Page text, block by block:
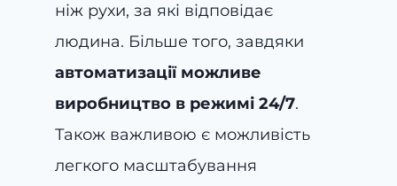
ніж рухи, за які відповідає
людина. Більше того, завдяки
автоматизації можливе
виробництво в режимі 24/7.
Також важливою є можливість
легкого масштабування